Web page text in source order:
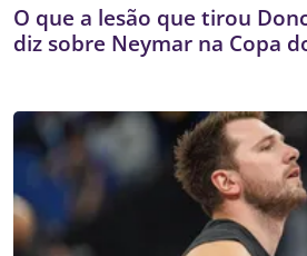
O que a lesão que tirou
diz sobre Neymar na Copa